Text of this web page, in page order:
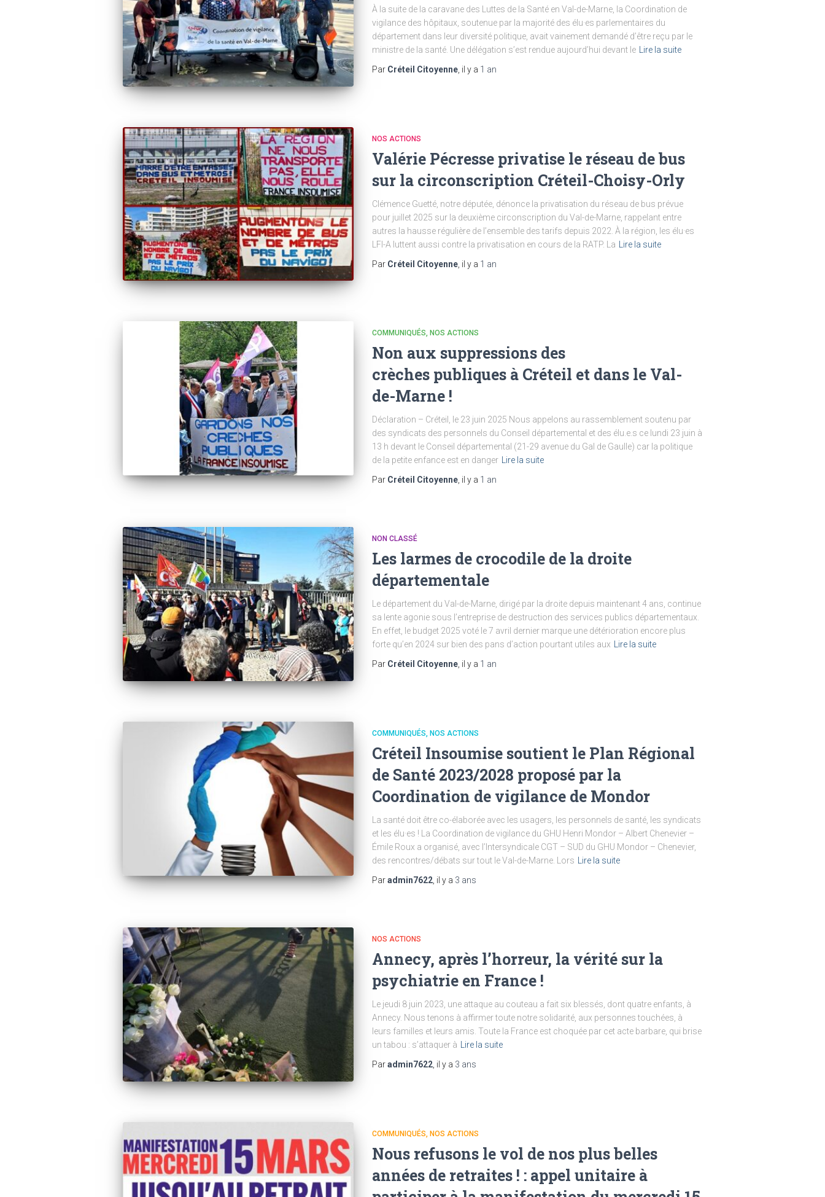
À la suite de la caravane des Luttes de la Santé en Val-de-Marne, la Coordination de
vigilance des hôpitaux, soutenue par la majorité des élu·es parlementaires du
département dans leur diversité politique, avait vainement demandé d’être reçu par le
ministre de la santé. Une délégation s’est rendue aujourd’hui devant le
Lire la suite
Par Créteil Citoyenne, il y a 1 an
NOS ACTIONS
Valérie Pécresse privatise le réseau de bus
sur la circonscription Créteil-Choisy-Orly
Clémence Guetté, notre députée, dénonce la privatisation du réseau de bus prévue
pour juillet 2025 sur la deuxième circonscription du Val-de-Marne, rappelant entre
autres la hausse régulière de l’ensemble des tarifs depuis 2022. À la région, les élu·es
LFI-A luttent aussi contre la privatisation en cours de la RATP. La
Lire la suite
Par Créteil Citoyenne, il y a 1 an
COMMUNIQUÉS NOS ACTIONS
Non aux suppressions des
crèches publiques à Créteil et dans le Val-
de-Marne !
Déclaration – Créteil, le 23 juin 2025 Nous appelons au rassemblement soutenu par
des syndicats des personnels du Conseil départemental et des élu.e.s ce lundi 23 juin à
13 h devant le Conseil départemental (21-29 avenue du Gal de Gaulle) car la politique
de la petite enfance est en danger Lire la suite
Par Créteil Citoyenne, il y a 1 an
NON CLASSÉ
Les larmes de crocodile de la droite
départementale
Le département du Val-de-Marne, dirigé par la droite depuis maintenant 4 ans, continue
sa lente agonie sous l’entreprise de destruction des services publics départementaux.
En effet, le budget 2025 voté le 7 avril dernier marque une détérioration encore plus
forte qu’en 2024 sur bien des pans d’action pourtant utiles aux Lire la suite
Par Créteil Citoyenne, il y a 1 an
COMMUNIQUÉS NOS ACTIONS
Créteil Insoumise soutient le Plan Régional
de Santé 2023/2028 proposé par la
Coordination de vigilance de Mondor
La santé doit être co-élaborée avec les usagers, les personnels de santé, les syndicats
et les élu·es ! La Coordination de vigilance du GHU Henri Mondor – Albert Chenevier –
Émile Roux a organisé, avec l’Intersyndicale CGT – SUD du GHU Mondor – Chenevier,
des rencontres/débats sur tout le Val-de-Marne. Lors Lire la suite
Paradmin7622, il y a 3 ans
NOS ACTIONS
Annecy, après l’horreur, la vérité sur la
psychiatrie en France !
Le jeudi 8 juin 2023, une attaque au couteau a fait six blessés, dont quatre enfants, à
Annecy. Nous tenons à affirmer toute notre solidarité, aux personnes touchées, à
leurs familles et leurs amis. Toute la France est choquée par cet acte barbare, qui brise
un tabou : s’attaquer à Lire la suite
Paradmin7622, il y a 3 ans
COMMUNIQUÉS NOS ACTIONS
Nous refusons le vol de nos plus belles
années de retraites ! : appel unitaire à